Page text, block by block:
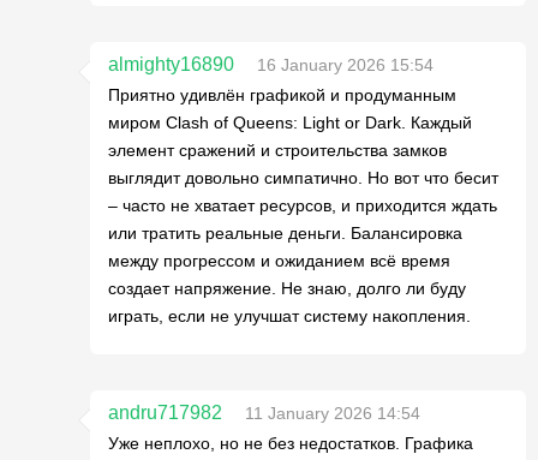
almighty16890
16 January 2026 15:54
Приятно удивлён графикой и продуманным
миром Clash of Queens: Light or Dark. Каждый
элемент сражений и строительства замков
выглядит довольно симпатично. Но вот что бесит
– часто не хватает ресурсов, и приходится ждать
или тратить реальные деньги. Балансировка
между прогрессом и ожиданием всё время
создает напряжение. Не знаю, долго ли буду
играть, если не улучшат систему накопления.
andru717982
11 January 2026 14:54
Уже неплохо, но не без недостатков. Графика